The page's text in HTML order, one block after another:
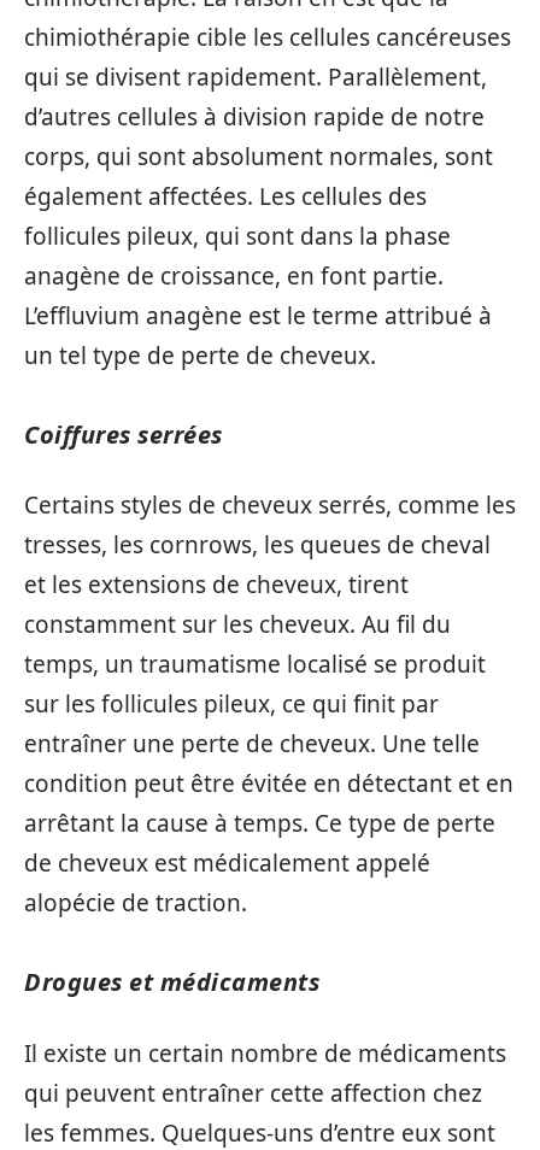
chimiothérapie cible les cellules cancéreuses
qui se divisent rapidement. Parallèlement,
d’autres cellules à division rapide de notre
corps, qui sont absolument normales, sont
également affectées. Les cellules des
follicules pileux, qui sont dans la phase
anagène de croissance, en font partie.
L’effluvium anagène est le terme attribué à
un tel type de perte de cheveux.
Coiffures serrées
Certains styles de cheveux serrés, comme les
tresses, les cornrows, les queues de cheval
et les extensions de cheveux, tirent
constamment sur les cheveux. Au fil du
temps, un traumatisme localisé se produit
sur les follicules pileux, ce qui finit par
entraîner une perte de cheveux. Une telle
condition peut être évitée en détectant et en
arrêtant la cause à temps. Ce type de perte
de cheveux est médicalement appelé
alopécie de traction.
Drogues et médicaments
Il existe un certain nombre de médicaments
qui peuvent entraîner cette affection chez
les femmes. Quelques-uns d’entre eux sont